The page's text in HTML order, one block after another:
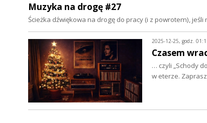
Muzyka na drogę #27
Ścieżka dźwiękowa na drogę do pracy (i z powrotem),
2025-12-25, godz.
Czasem
… czyli „Schody
w eterze.